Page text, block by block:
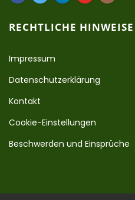
RECHTLICHE HINWEISE
Impressum
Datenschutzerklärung
Kontakt
Cookie-Einstellungen
Beschwerden und Einsprüche